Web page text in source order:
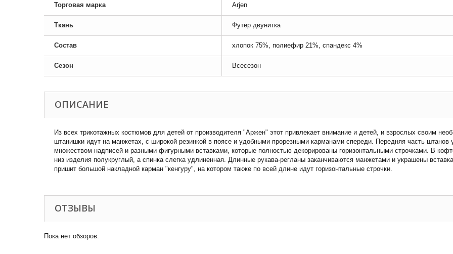
Торговая марка Arjen
Ткань Футер двунитка
Состав хлопок 75%, полиефир 21%, спандекс 4%
Сезон Всесезон
ОПИСАНИЕ
Из всех трикотажных костюмов для детей от производителя "Аржен" этот привлекает внимание и детей, и взрослых своим
штанишки идут на манжетах, с широкой резинкой в поясе и удобными прорезными карманами спереди. Передняя часть штанов
множеством надписей и разными фигурными вставками, которые полностью декорированы горизонтальными строчками. В
низ изделия полукруглый, а спинка слегка удлиненная. Длинные рукава-регланы заканчиваются манжетами и украшены
пришит большой накладной карман "кенгуру", на котором также по всей длине идут горизонтальные строчки.
ОТЗЫВЫ
Пока нет обзоров.